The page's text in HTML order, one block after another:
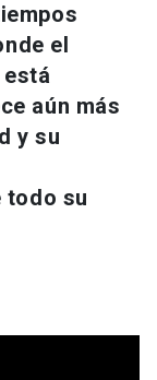
el
aún más
y su
todo su